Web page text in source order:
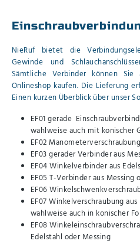
NieRuf bietet die
Gewinde und
Sämtliche Verbinder können
Onlineshop kaufen. Die Lieferung
Einen kurzen Überblick über unser
EF01 gerade
wahlweise auch mit konischer
EF02
EF03 gerader Verbinder aus
EF04 Winkelverbinder aus
EF05 T-Verbinder aus Messing
EF06
EF07 Winkelverschraubung
wahlweise auch in konischer
EF08
Edelstahl oder Messing